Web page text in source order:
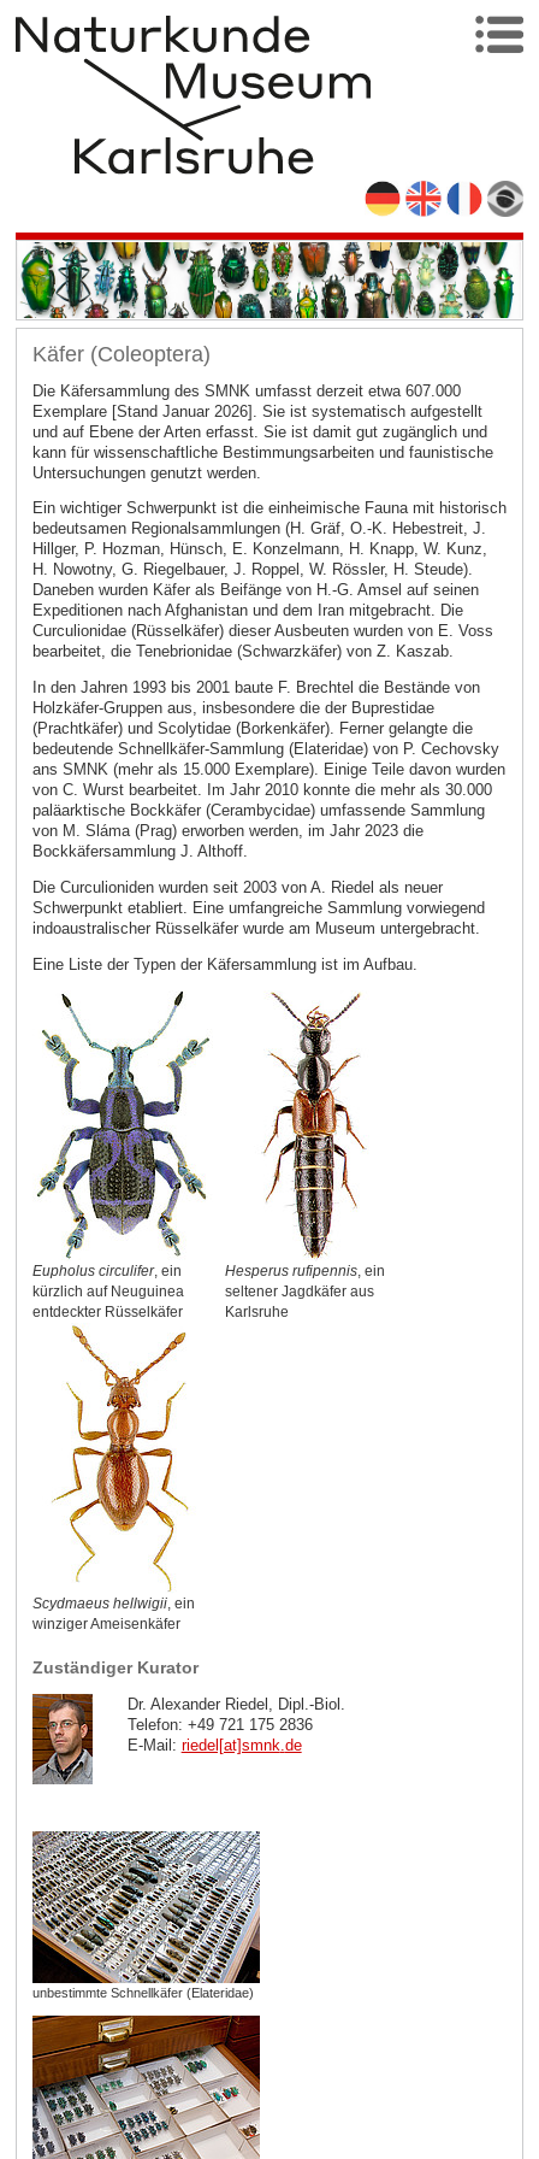
Käfer (Coleoptera)
Die Käfersammlung des SMNK umfasst derzeit etwa 607.000
Exemplare [Stand Januar 2026]. Sie ist systematisch aufgestellt
und auf Ebene der Arten erfasst. Sie ist damit gut zugänglich und
kann für wissenschaftliche Bestimmungsarbeiten und faunistische
Untersuchungen genutzt werden.
Ein wichtiger Schwerpunkt ist die einheimische Fauna mit historisch
bedeutsamen Regionalsammlungen (H. Gräf, O.-K. Hebestreit, J.
Hillger, P. Hozman, Hünsch, E. Konzelmann, H. Knapp, W. Kunz,
H. Nowotny, G. Riegelbauer, J. Roppel, W. Rössler, H. Steude).
Daneben wurden Käfer als Beifänge von H.-G. Amsel auf seinen
Expeditionen nach Afghanistan und dem Iran mitgebracht. Die
Curculionidae (Rüsselkäfer) dieser Ausbeuten wurden von E. Voss
bearbeitet, die Tenebrionidae (Schwarzkäfer) von Z. Kaszab.
In den Jahren 1993 bis 2001 baute F. Brechtel die Bestände von
Holzkäfer-Gruppen aus, insbesondere die der Buprestidae
(Prachtkäfer) und Scolytidae (Borkenkäfer). Ferner gelangte die
bedeutende Schnellkäfer-Sammlung (Elateridae) von P. Cechovsky
ans SMNK (mehr als 15.000 Exemplare). Einige Teile davon wurden
von C. Wurst bearbeitet. Im Jahr 2010 konnte die mehr als 30.000
paläarktische Bockkäfer (Cerambycidae) umfassende Sammlung
von M. Sláma (Prag) erworben werden, im Jahr 2023 die
Bockkäfersammlung J. Althoff.
Die Curculioniden wurden seit 2003 von A. Riedel als neuer
Schwerpunkt etabliert. Eine umfangreiche Sammlung vorwiegend
indoaustralischer Rüsselkäfer wurde am Museum untergebracht.
Eine Liste der Typen der Käfersammlung ist im Aufbau.
Eupholus circulifer, ein
kürzlich auf Neuguinea
entdeckter Rüsselkäfer
Hesperus rufipennis, ein
seltener Jagdkäfer aus
Karlsruhe
Scydmaeus hellwigii, ein
winziger Ameisenkäfer
Zuständiger Kurator
Dr. Alexander Riedel, Dipl.-Biol.
Telefon: +49 721 175 2836
E-Mail: riedel[at]smnk.de
unbestimmte Schnellkäfer (Elateridae)